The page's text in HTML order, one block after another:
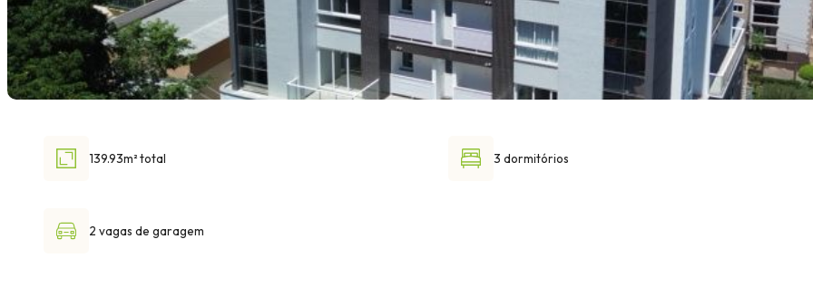
139.93m² total 3 dormitórios
2 vagas de garagem